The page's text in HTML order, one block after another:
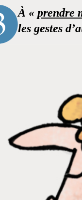
À « prendre
les gestes